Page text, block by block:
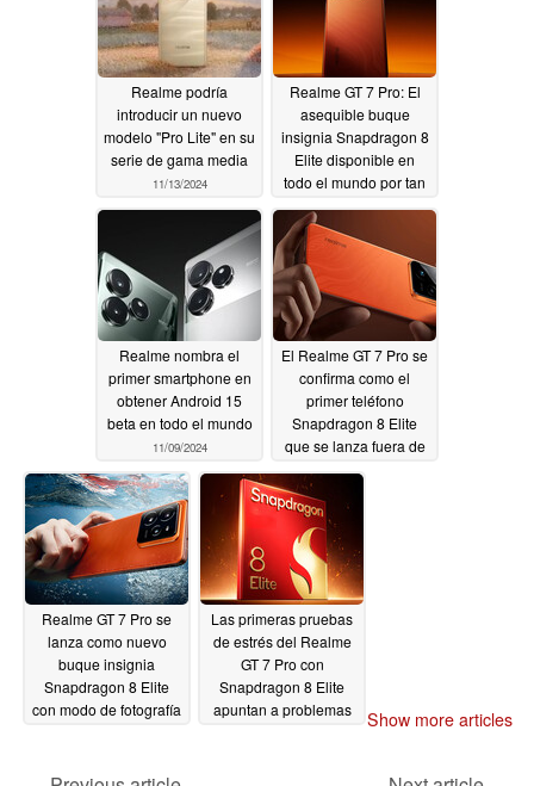
Realme podría
introducir un nuevo
modelo "Pro Lite" en su
serie de gama media
11/13/2024
Realme GT 7 Pro: El
asequible buque
insignia Snapdragon 8
Elite disponible en
todo el mundo por tan
sólo 593 dólares
mediante importación
11/12/2024
Realme nombra el
primer smartphone en
obtener Android 15
beta en todo el mundo
11/09/2024
El Realme GT 7 Pro se
confirma como el
primer teléfono
Snapdragon 8 Elite
que se lanza fuera de
China11/05/2024
Realme GT 7 Pro se
lanza como nuevo
buque insignia
Snapdragon 8 Elite
con modo de fotografía
Las primeras pruebas
de estrés del Realme
GT 7 Pro con
Snapdragon 8 Elite
apuntan a problemas
Show more articles